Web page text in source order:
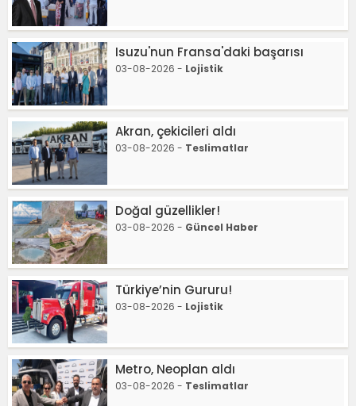
Isuzu'nun Fransa'daki başarısı
03-08-2026 - Lojistik
Akran, çekicileri aldı
03-08-2026 - Teslimatlar
Doğal güzellikler!
03-08-2026 - Güncel Haber
Türkiye’nin Gururu!
03-08-2026 - Lojistik
Metro, Neoplan aldı
03-08-2026 - Teslimatlar